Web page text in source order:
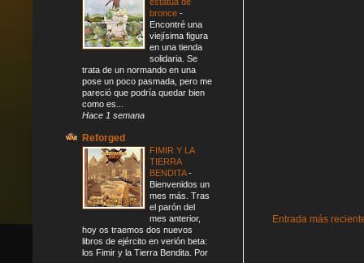
Entrada más
bronce -
Encontré una
viejísima figura
en una tienda
solidaria. Se
trata de un normando en una
pose un poco pasmada, pero me
pareció que podría quedar bien
como es...
Hace 1 semana
Reforged
FIMIR Y LA
TIERRA
BENDITA-
Bienvenidos un
mes más. Tras
el parón del
mes anterior,
hoy os traemos dos nuevos
libros de ejército en verión beta:
los Fimir y la Tierra Bendita. Por